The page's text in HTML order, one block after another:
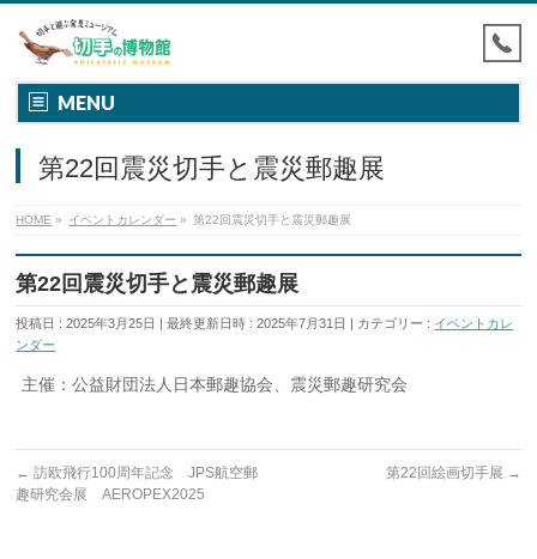
MENU
第22回震災切手と震災郵趣展
HOME » イベントカレンダー » 第22回震災切手と震災郵趣展
第22回震災切手と震災郵趣展
投稿日 : 2025年3月25日 最終更新日時 : 2025年7月31日 カテゴリー : イベントカレ
ンダー
主催：公益財団法人日本郵趣協会、震災郵趣研究会
← 訪欧飛行100周年記念 JPS航空郵
趣研究会展 AEROPEX2025
第22回絵画切手展 →